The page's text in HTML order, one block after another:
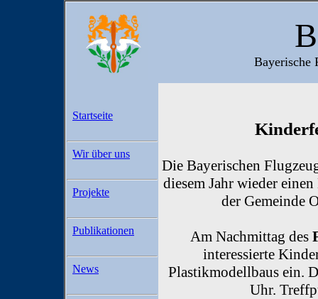
Bayerische
Startseite
Wir über uns
Projekte
Publikationen
News
Die Bayerischen
diesem Jahr wieder
der Gemeinde
Am Nachmittag des
interessierte
Plastikmodellbaus ein.
Uhr.